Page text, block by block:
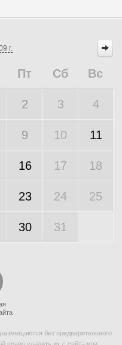
г.
Пт Сб Вс
2 3 4
9 10 11
16 17 18
23 24 25
30 31
без предварительного